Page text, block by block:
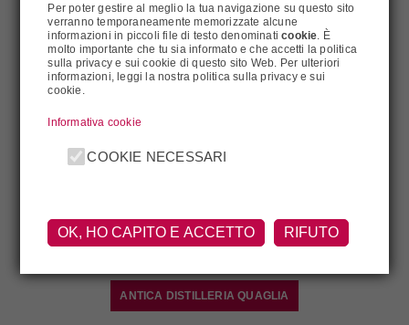
ANTICA DISTILLERIA QUAGLIA
Per poter gestire al meglio la tua navigazione su questo sito
verranno temporaneamente memorizzate alcune
informazioni in piccoli file di testo denominaticookie. È
molto importante che tu sia informato e che accetti la politica
sulla privacy e sui cookie di questo sito Web. Per ulteriori
informazioni, leggi la nostra politica sulla privacy e sui
cookie.
Informativa cookie
COOKIE NECESSARI
OK, HO CAPITO E ACCETTO RIFUTO